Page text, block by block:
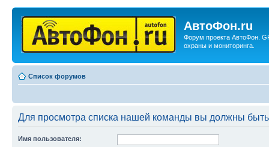
АвтоФон.ru
Форум проекта АвтоФон.
охраны и мониторинга.
Список форумов
Для просмотра списка нашей команды вы должны
Имя пользователя: